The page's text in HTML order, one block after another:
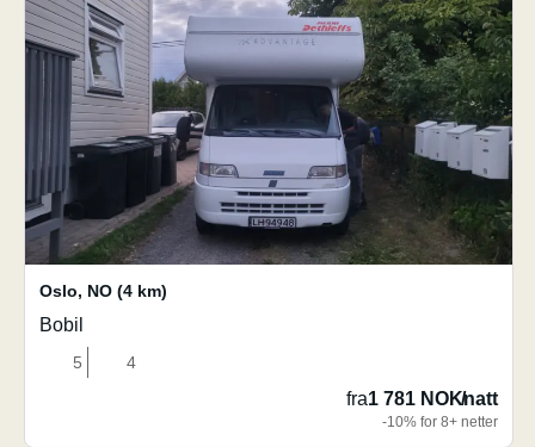
Oslo, NO (4 km)
Bobil
5 4
fra1 781 NOK/natt
-10% for 8+ netter